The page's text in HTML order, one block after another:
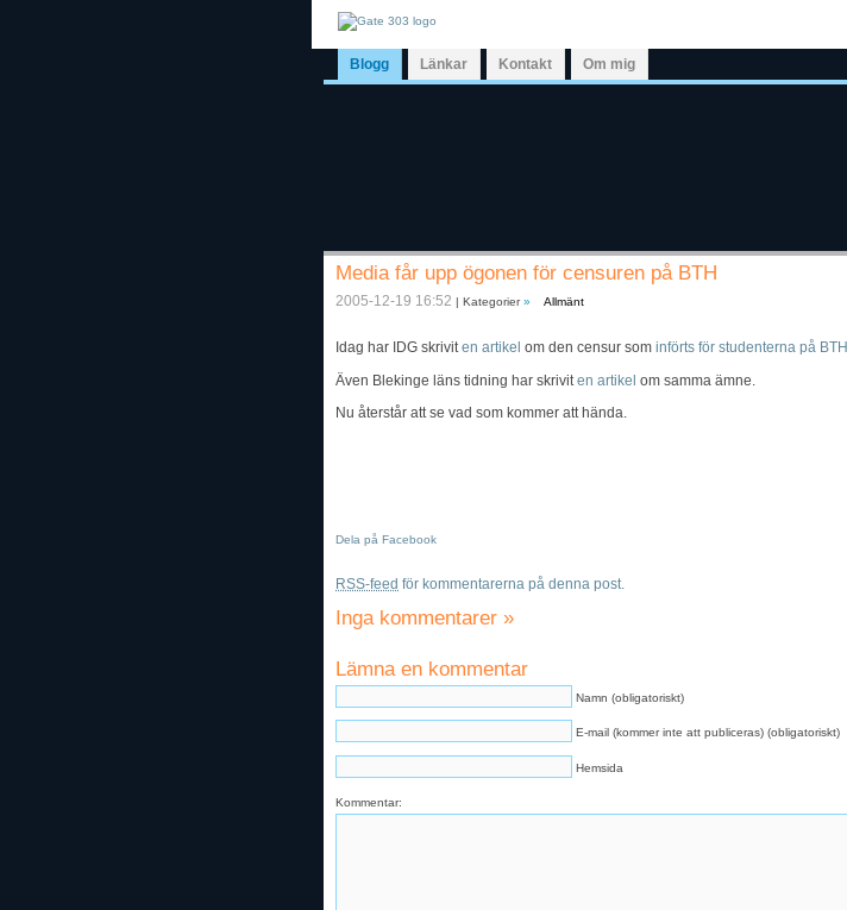
Blogg Länkar Kontakt Om mig
Media får upp ögonen för censuren på BTH
2005-12-19 16:52 | Kategorier» Allmänt
Idag har IDG skriviten artikel om den censur som införts för studenterna på BTH
Även Blekinge läns tidning har skrivit en artikel om samma ämne.
Nu återstår att se vad som kommer att hända.
Dela på Facebook
RSS-feed för kommentarerna på denna post.
Inga kommentarer »
Lämna en kommentar
Namn (obligatoriskt)
E-mail (kommer inte att publiceras) (obligatoriskt)
Hemsida
Kommentar: